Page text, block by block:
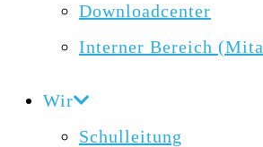
Downloadcenter
Interner Bereich
Wir
Schulleitung